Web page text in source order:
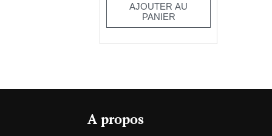
AJOUTER AU
PANIER
A propos